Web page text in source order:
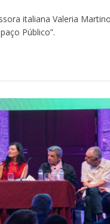
italiana Valeria
Público”.